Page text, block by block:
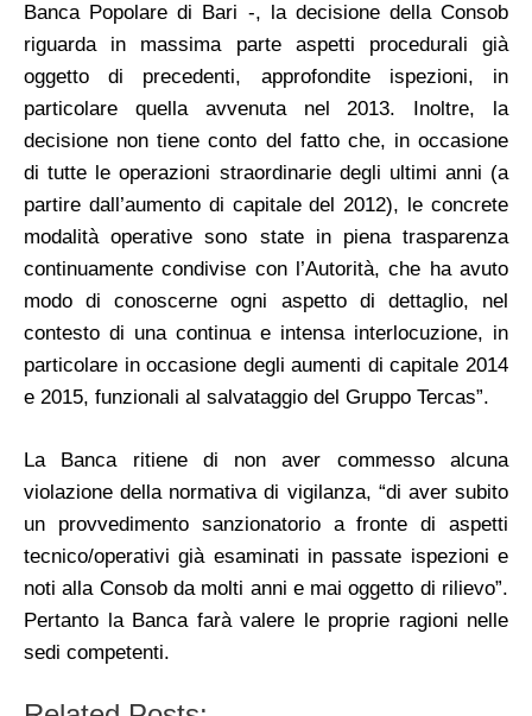
Banca Popolare di Bari -, la decisione della Consob
riguarda in massima parte aspetti procedurali già
oggetto di precedenti, approfondite ispezioni, in
particolare quella avvenuta nel 2013. Inoltre, la
decisione non tiene conto del fatto che, in occasione
di tutte le operazioni straordinarie degli ultimi anni (a
partire dall’aumento di capitale del 2012), le concrete
modalità operative sono state in piena trasparenza
continuamente condivise con l’Autorità, che ha avuto
modo di conoscerne ogni aspetto di dettaglio, nel
contesto di una continua e intensa interlocuzione, in
particolare in occasione degli aumenti di capitale 2014
e 2015, funzionali al salvataggio del Gruppo Tercas”.
La Banca ritiene di non aver commesso alcuna
violazione della normativa di vigilanza, “di aver subito
un provvedimento sanzionatorio a fronte di aspetti
tecnico/operativi già esaminati in passate ispezioni e
noti alla Consob da molti anni e mai oggetto di rilievo”.
Pertanto la Banca farà valere le proprie ragioni nelle
sedi competenti.